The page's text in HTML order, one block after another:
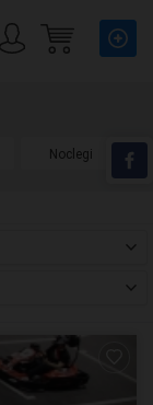
Noclegi